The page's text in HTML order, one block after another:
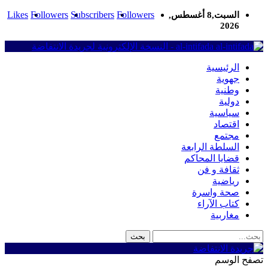
Likes Followers Subscribers Followers
السبت,8 أغسطس,
2026
al-intifada - النسخة الإلكترونية لجريدة الانتفاضة
الرئيسية
جهوية
وطنية
دولية
سياسية
اقتصاد
مجتمع
السلطة الرابعة
قضايا المحاكم
ثقافة و فن
رياضية
صحة واسرة
كتاب الآراء
مغاربية
تصفح الوسم